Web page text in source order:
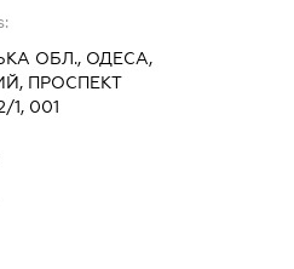
ОБЛ., ОДЕСА,
ПРОСПЕКТ
1, 001